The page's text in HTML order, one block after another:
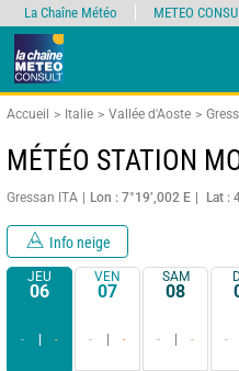
Accueil Italie Vallée d'Aoste
MÉTÉO STATION
Gressan ITA Lon : 7°19’,002 E Lat :
Info neige
JEU
06
- -
VEN
07
- -
SAM
08
- - -
La Chaîne Météo METEO